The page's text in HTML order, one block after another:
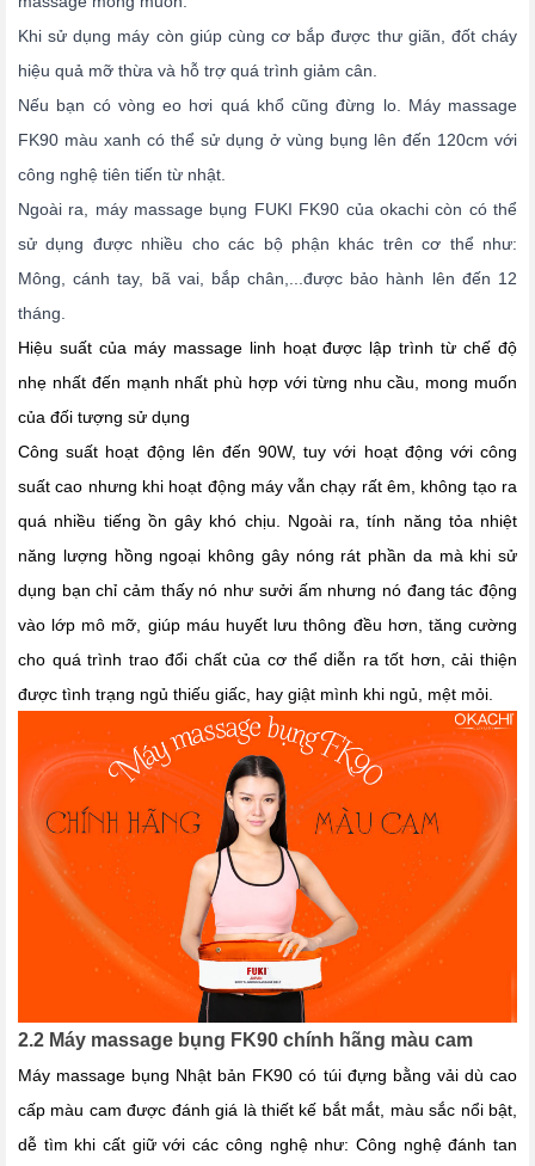
Khi sử dụng máy còn giúp cùng cơ bắp được thư giãn, đốt cháy
hiệu quả mỡ thừa và hỗ trợ quá trình giảm cân.
Nếu bạn có vòng eo hơi quá khổ cũng đừng lo. Máy massage
FK90 màu xanh có thể sử dụng ở vùng bụng lên đến 120cm với
công nghệ tiên tiến từ nhật.
Ngoài ra, máy massage bụng FUKI FK90 của okachi còn có thể
sử dụng được nhiều cho các bộ phận khác trên cơ thể như:
Mông, cánh tay, bã vai, bắp chân,...được bảo hành lên đến 12
tháng.
Hiệu suất của máy massage linh hoạt được lập trình từ chế độ
nhẹ nhất đến mạnh nhất phù hợp với từng nhu cầu, mong muốn
của đối tượng sử dụng
Công suất hoạt động lên đến 90W, tuy với hoạt động với công
suất cao nhưng khi hoạt động máy vẫn chạy rất êm, không tạo ra
quá nhiều tiếng ồn gây khó chịu. Ngoài ra, tính năng tỏa nhiệt
năng lượng hồng ngoại không gây nóng rát phần da mà khi sử
dụng bạn chỉ cảm thấy nó như sưởi ấm nhưng nó đang tác động
vào lớp mô mỡ, giúp máu huyết lưu thông đều hơn, tăng cường
cho quá trình trao đổi chất của cơ thể diễn ra tốt hơn, cải thiện
được tình trạng ngủ thiếu giấc, hay giật mình khi ngủ, mệt mỏi.
2.2 Máy massage bụng FK90 chính hãng màu cam
Máy massage bụng Nhật bản FK90 có túi đựng bằng vải dù cao
cấp màu cam được đánh giá là thiết kế bắt mắt, màu sắc nổi bật,
dễ tìm khi cất giữ với các công nghệ như: Công nghệ đánh tan